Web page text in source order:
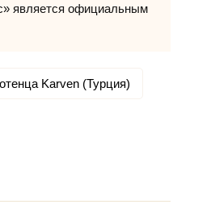
является официальным
Karven (Турция)